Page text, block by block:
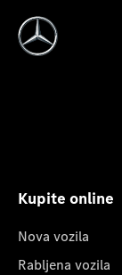
Kupite online
Nova vozila
Rabljena vozila